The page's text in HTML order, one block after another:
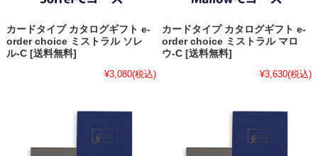
カードタイプ カタログギフト e-
order choice ミストラル ソレ
ル-C [送料無料]
¥3,080(税込)
カードタイプ カタログギフト e-
order choice ミストラル マロ
ウ-C [送料無料]
¥3,630(税込)